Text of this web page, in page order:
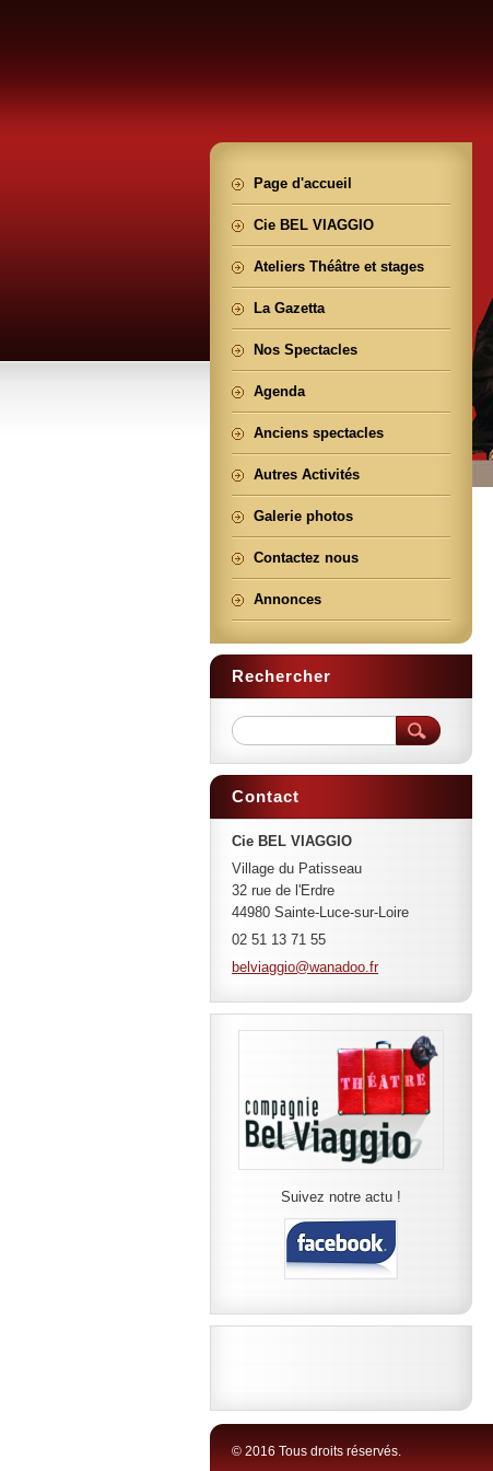
Page d'accueil
Cie BEL VIAGGIO
Ateliers Théâtre et stages
La Gazetta
Nos Spectacles
Agenda
Anciens spectacles
Autres Activités
Galerie photos
Contactez nous
Annonces
Rechercher
Contact
Cie BEL VIAGGIO
Village du Patisseau
32 rue de l'Erdre
44980 Sainte-Luce-sur-Loire
02 51 13 71 55
belviaggio@wanadoo.fr
Suivez notre actu !
© 2016 Tous droits réservés.